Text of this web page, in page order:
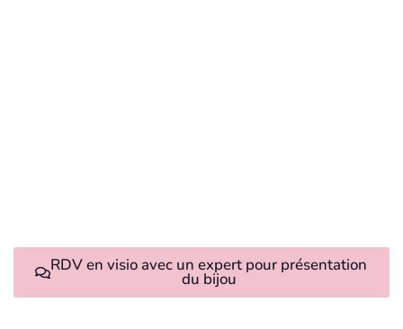
RDV en visio avec un expert pour présentation
du bijou